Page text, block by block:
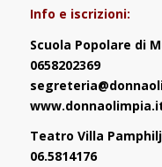
Info e iscrizioni:
Scuola Popolare di
0658202369
Teatro Villa
06.5814176